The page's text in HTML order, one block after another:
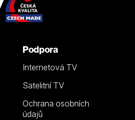
Podpora
Internetová TV
Satelitní TV
Ochrana osobních
údajů